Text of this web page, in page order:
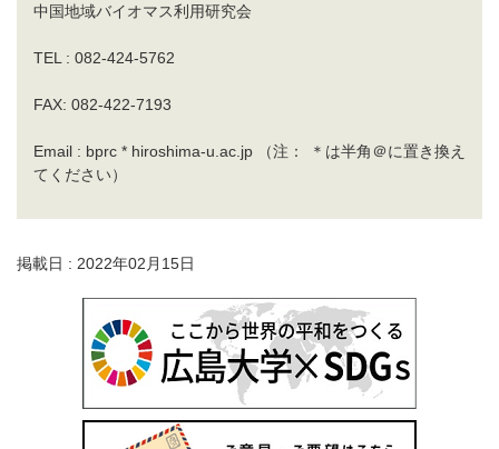
中国地域バイオマス利用研究会
TEL : 082-424-5762
FAX: 082-422-7193
Email : bprc * hiroshima-u.ac.jp （注： ＊は半角＠に置き換え
てください）
掲載日 : 2022年02月15日